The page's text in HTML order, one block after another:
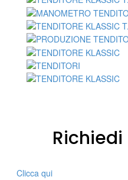
Clicca qui